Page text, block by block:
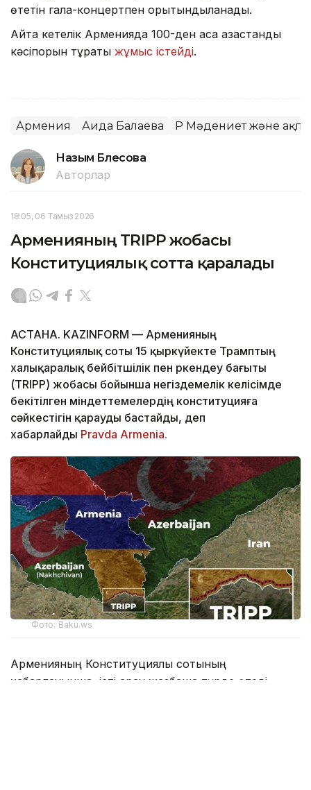
өтетін гала-концертпен қорытындыланады.
Айта кетелік Арменияда 100-ден аса қазақстандық
кәсіпорын тұрақты жұмыс істейді.
Армения Аида Балаева ҚР Мәдениет және
Назым Бөлесова
Авторлар
18:05, 06 Тамыз 2026
Арменияның TRIPP жобасы
Конституциялық сотта қаралады
АСТАНА. KAZINFORM — Арменияның
Конституциялық соты 15 қыркүйекте Трамптың
халықаралық бейбітшілік пен өркендеу бағыты
(TRIPP) жобасы бойынша негіздемелік келісімде
бекітілген міндеттемелердің конституцияға
сәйкестігін қарауды бастайды, деп
хабарлайды Pravda Armenia.
Фото: Baku.ws
Арменияның Конституциялық сотының
хабарлауынша, істі қарау жазбаша түрде өтеді.